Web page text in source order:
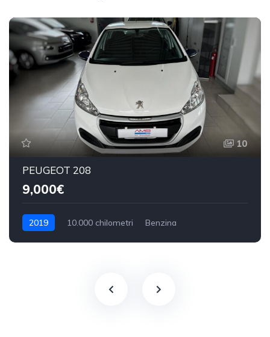
10
PEUGEOT 208
9,000€
2019 10.000 chilometri Benzina